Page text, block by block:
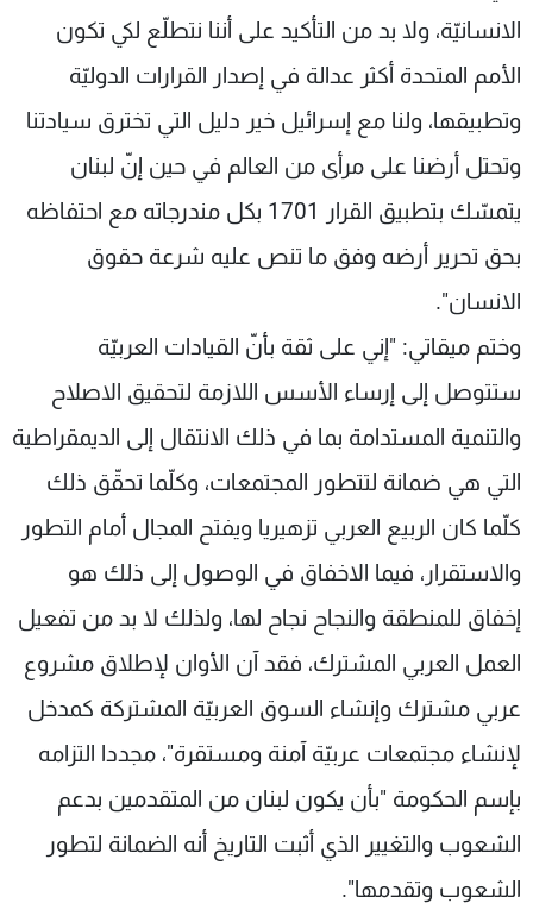
الانسانيّة، ولا بد من التأكيد على أننا نتطلّع لكي تكون
الأمم المتحدة أكثر عدالة في إصدار القرارات الدوليّة
وتطبيقها، ولنا مع إسرائيل خير دليل التي تخترق سيادتنا
وتحتل أرضنا على مرأى من العالم في حين إنّ لبنان
يتمسّك بتطبيق القرار 1701 بكل مندرجاته مع احتفاظه
بحق تحرير أرضه وفق ما تنص عليه شرعة حقوق
الانسان".
وختم ميقاتي: "إني على ثقة بأنّ القيادات العربيّة
ستتوصل إلى إرساء الأسس اللازمة لتحقيق الاصلاح
والتنمية المستدامة بما في ذلك الانتقال إلى الديمقراطية
التي هي ضمانة لتتطور المجتمعات، وكلّما تحقّق ذلك
كلّما كان الربيع العربي تزهيريا ويفتح المجال أمام التطور
والاستقرار، فيما الاخفاق في الوصول إلى ذلك هو
إخفاق للمنطقة والنجاح نجاح لها، ولذلك لا بد من تفعيل
العمل العربي المشترك، فقد آن الأوان لإطلاق مشروع
عربي مشترك وإنشاء السوق العربيّة المشتركة كمدخل
لإنشاء مجتمعات عربيّة آمنة ومستقرة"، مجددا التزامه
بإسم الحكومة "بأن يكون لبنان من المتقدمين بدعم
الشعوب والتغيير الذي أثبت التاريخ أنه الضمانة لتطور
الشعوب وتقدمها".